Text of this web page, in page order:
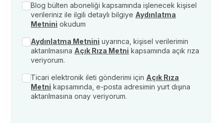
Blog bülten aboneliği kapsamında işlenecek kişisel
verileriniz ile ilgili detaylı bilgiye Aydınlatma
Metnini okudum
Aydınlatma Metnini uyarınca, kişisel verilerimin
aktarılmasına Açık Rıza Metni kapsamında açık rıza
veriyorum.
Ticari elektronik ileti gönderimi için Açık Rıza
Metni kapsamında, e-posta adresimin yurt dışına
aktarılmasına onay veriyorum.